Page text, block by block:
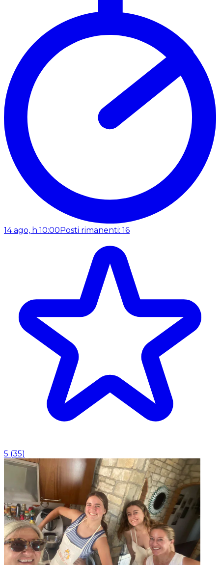
14 ago, h 10:00Posti rimanenti: 16
5 (35)